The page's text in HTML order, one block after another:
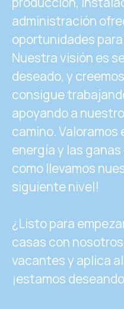
administración
oportunidades
Nuestra visión es
deseado, y
consigue
apoyando a
camino. Valoramos
energía y las ganas
como llevamos
siguiente nivel!
¿Listo para
casas con
vacantes y aplica
¡estamos